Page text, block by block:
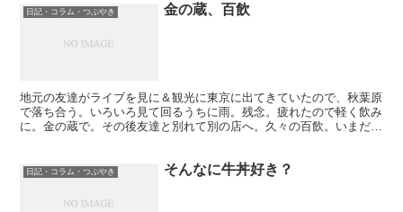
日記・コラム・つぶやき 金の蔵、百飲
地元の友達がライブを見に＆観光に東京に出てきていたので、秋葉原
で落ち合う。いろいろ見て回るうちに雨。残念。疲れたので軽く飲み
に。金の蔵で。その後友達と別れて別の店へ。久々の百飲。いまだに
日記・コラム・つぶやき そんなに牛丼好き？